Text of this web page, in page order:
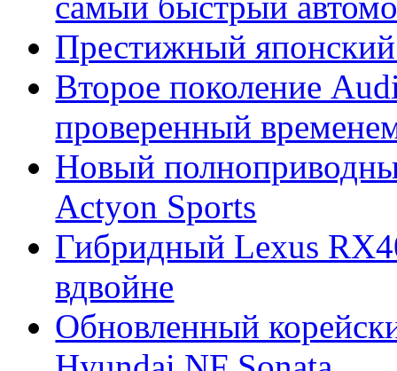
Престижный
Второе поколение
проверенный
Новый
Actyon Sports
Гибридный Lexus
вдвойне
Обновленный